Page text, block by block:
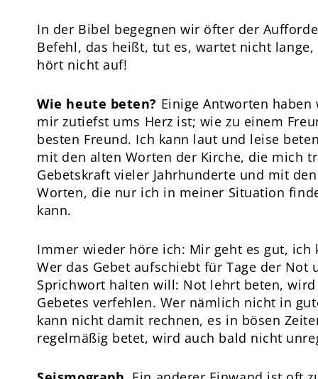
In der Bibel begegnen wir öfter der
Befehl, das heißt, tut es, wartet nicht
hört nicht auf!
Wie heute beten? Einige Antworten
mir zutiefst ums Herz ist; wie zu einem
besten Freund. Ich kann laut und leise
mit den alten Worten der Kirche, die mich
Gebetskraft vieler Jahrhunderte und mit
Worten, die nur ich in meiner Situation
kann.
Immer wieder höre ich: Mir geht es gut, ich
Wer das Gebet aufschiebt für Tage der Not
Sprichwort halten will: Not lehrt beten,
Gebetes verfehlen. Wer nämlich nicht in
kann nicht damit rechnen, es in bösen
regelmäßig betet, wird auch bald nicht